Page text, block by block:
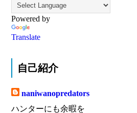
Powered by
Translate
自己紹介
naniwanopredators
ハンターにも余暇を